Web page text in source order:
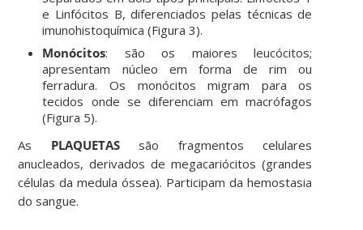
e Linfócitos B, diferenciados pelas técnicas de
imunohistoquímica (Figura 3).
Monócitos: são os maiores leucócitos;
apresentam núcleo em forma de rim ou
ferradura. Os monócitos migram para os
tecidos onde se diferenciam em macrófagos
(Figura 5).
As PLAQUETASsão fragmentos celulares
anucleados, derivados de megacariócitos (grandes
células da medula óssea). Participam da hemostasia
do sangue.